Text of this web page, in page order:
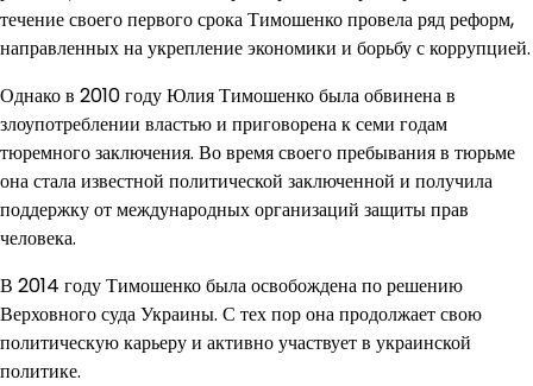
течение своего первого срока Тимошенко провела ряд реформ,
направленных на укрепление экономики и борьбу с коррупцией.
Однако в 2010 году Юлия Тимошенко была обвинена в
злоупотреблении властью и приговорена к семи годам
тюремного заключения. Во время своего пребывания в тюрьме
она стала известной политической заключенной и получила
поддержку от международных организаций защиты прав
человека.
В 2014 году Тимошенко была освобождена по решению
Верховного суда Украины. С тех пор она продолжает свою
политическую карьеру и активно участвует в украинской
политике.